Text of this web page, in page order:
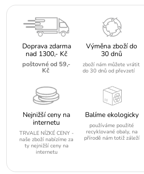
Doprava zdarma
nad 1300,- Kč
poštovné od 59,-
Kč
Výměna zboží do
30 dnů
zboží nám můžete vrátit
do 30 dnů od převzetí
Nejnižší ceny na
internetu
TRVALE NÍZKÉ CENY -
naše zboží nabízíme za
ty nejnižší ceny na
internetu
Balíme ekologicky
používáme použité
recyklované obaly, na
přírodě nám totiž záleží